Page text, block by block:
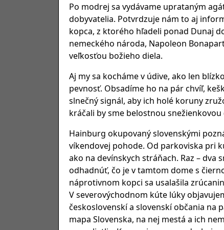
Po modrej sa vydávame uprataným
dobyvatelia. Potvrdzuje nám to aj
kopca, z ktorého hľadeli ponad Dunaj
nemeckého národa, Napoleon
veľkosťou božieho diela.
Aj my sa kocháme v údive, ako len
pevnosť. Obsadíme ho na pár chvíľ,
slnečný signál, aby ich holé koruny
kráčali by sme belostnou snežienkovou
Hainburg okupovaný slovenskými
víkendovej pohode. Od parkoviska pri
ako na devínskych stráňach. Raz –
odhadnúť, čo je v tamtom dome s
náprotivnom kopci sa usalašila
V severovýchodnom kúte lúky
československí a slovenskí občania na
mapa Slovenska, na nej mestá a ich